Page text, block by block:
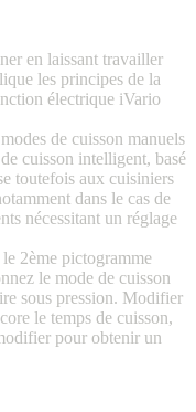
en laissant travailler
les principes de la
électrique iVario
de cuisson manuels
cuisson intelligent, basé
toutefois aux cuisiniers
dans le cas de
nécessitant un réglage
2ème pictogramme
le mode de cuisson
sous pression. Modifier
le temps de cuisson,
pour obtenir un